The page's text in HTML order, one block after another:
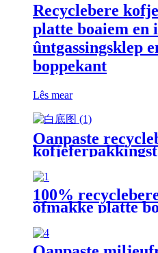
Recyclebere
platte boaiem en
ûntgassingsklep
boppekant
Lês mear
Oanpaste
sydsegelrits en
100%
ôfmakke platte
kofjesekken